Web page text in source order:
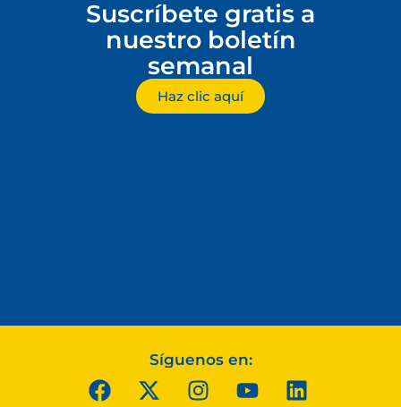
Suscríbete gratis a
nuestro boletín
semanal
Haz clic aquí
Síguenos en: